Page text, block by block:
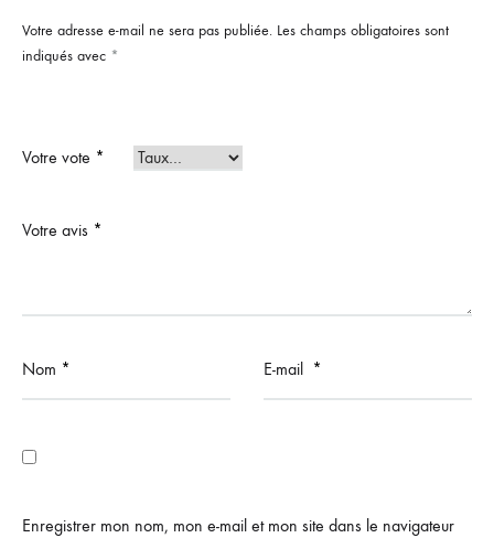
Votre adresse e-mail ne sera pas publiée. Les champs obligatoires sont
indiqués avec *
Votre vote *
Votre avis *
Nom * E-mail *
Enregistrer mon nom, mon e-mail et mon site dans le navigateur